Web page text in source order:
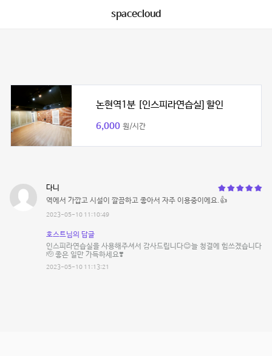
spacecloud
논현역1분 [인스피라연습실] 할인
6,000 원/시간
다니
역에서 가깝고 시설이 깔끔하고 좋아서 자주 이용중이에요.👍
2023-05-10 11:10:49
호스트님의 답글
인스피라연습실을 사용해주셔서 감사드립니다😊늘 청결에 힘쓰겠습니다
🫡 좋은 일만 가득하세요❣️
2023-05-10 11:13:21